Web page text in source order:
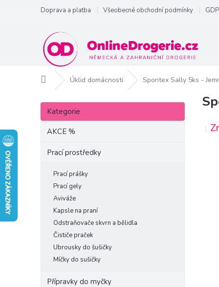
obsah
Doprava a platba Všeobecné obchodní podmínky
Domů Úklid domácnosti Spontex Sally 5ks -
P
s
Přeskočit
kategorie
Kategorie
AKCE %
Prací prostředky
Prací prášky
Prací gely
Aviváže
Kapsle na praní
Odstraňovače skvrn a bělidla
Čističe praček
Ubrousky do šušičky
Míčky do sušičky
Přípravky do myčky